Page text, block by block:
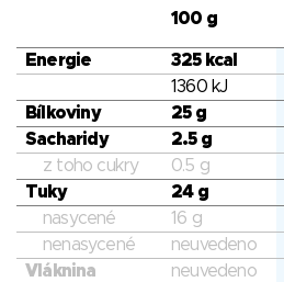
100 g
Energie 325 kcal
1360 kJ
Bílkoviny
25 g
Sacharidy
2.5 g
z toho cukry
0.5 g
Tuky
24 g
nasycené
16 g
nenasycené
neuvedeno
Vláknina
neuvedeno